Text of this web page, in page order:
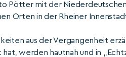
Pötter mit der
Orten in der Rheiner
aus der Vergangenheit
hat, werden hautnah und in